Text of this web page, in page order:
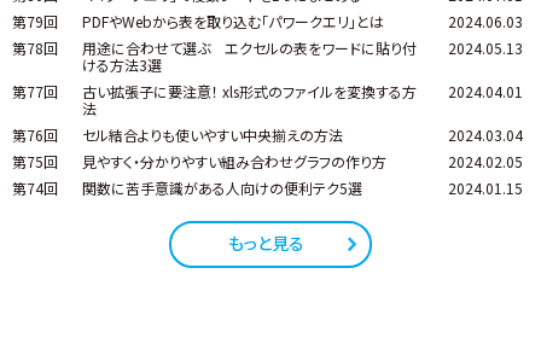
第79回
PDFやWebから表を取り込む「パワークエリ」とは
2024.06.03
第78回
用途に合わせて選ぶ エクセルの表をワードに貼り付
ける方法3選
2024.05.13
第77回
古い拡張子に要注意！ xls形式のファイルを変換する方
法
2024.04.01
第76回 セル結合よりも使いやすい中央揃えの方法
2024.03.04
第75回
見やすく・分かりやすい組み合わせグラフの作り方
2024.02.05
第74回
関数に苦手意識がある人向けの便利テク5選 2024.01.15
もっと見る